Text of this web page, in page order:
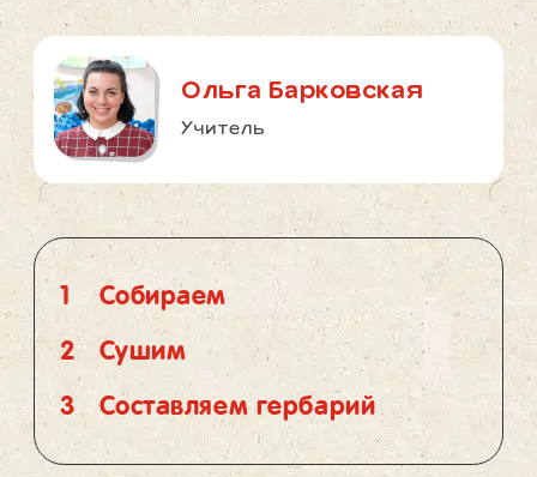
Ольга Барковская
Учитель
1
Собираем
2
Сушим
3
Составляем гербарий